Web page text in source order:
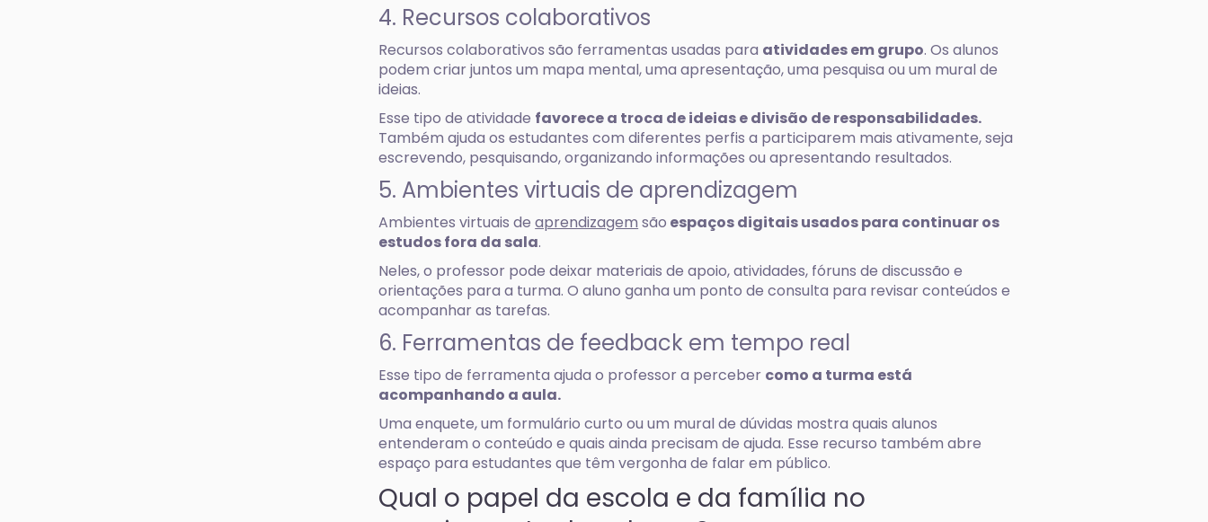
4. Recursos colaborativos
Recursos colaborativos são ferramentas usadas para atividades em grupo. Os alunos
podem criar juntos um mapa mental, uma apresentação, uma pesquisa ou um mural de
ideias.
Esse tipo de atividade favorece a troca de ideias e divisão de responsabilidades.
Também ajuda os estudantes com diferentes perfis a participarem mais ativamente, seja
escrevendo, pesquisando, organizando informações ou apresentando resultados.
5. Ambientes virtuais de aprendizagem
Ambientes virtuais deaprendizagem são espaços digitais usados para continuar os
estudos fora da sala.
Neles, o professor pode deixar materiais de apoio, atividades, fóruns de discussão e
orientações para a turma. O aluno ganha um ponto de consulta para revisar conteúdos e
acompanhar as tarefas.
6. Ferramentas de feedback em tempo real
Esse tipo de ferramenta ajuda o professor a perceber como a turma está
acompanhando a aula.
Uma enquete, um formulário curto ou um mural de dúvidas mostra quais alunos
entenderam o conteúdo e quais ainda precisam de ajuda. Esse recurso também abre
espaço para estudantes que têm vergonha de falar em público.
Qual o papel da escola e da família no